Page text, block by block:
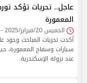
عاجل.. تحريات تؤكد
المعمورة
الخميس 20/فبراير/2025 - 12:58 م
أكدت تحريات المباحث
سيارات وسفاح المعمورة،
عند نزوله الإسكندرية.